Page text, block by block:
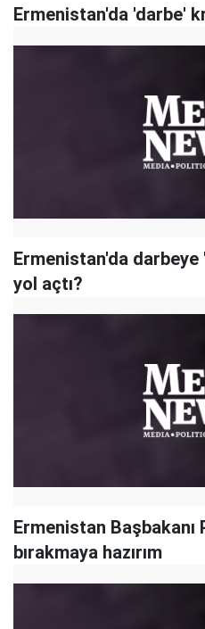
Ermenistan'da 'darbe'
Ermenistan'da
yol açtı?
Ermenistan Başbakanı
bırakmaya hazırım